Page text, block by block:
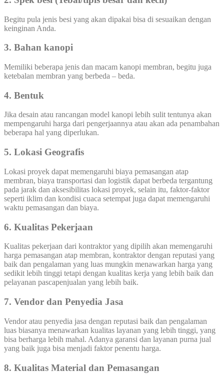
Begitu pula jenis besi yang akan dipakai bisa di sesuaikan dengan
keinginan Anda.
3. Bahan kanopi
Memiliki beberapa jenis dan macam kanopi membran, begitu juga
ketebalan membran yang berbeda – beda.
4. Bentuk
Jika desain atau rancangan model kanopi lebih sulit tentunya akan
mempengaruhi harga dari pengerjaannya atau akan ada penambahan
beberapa hal yang diperlukan.
5. Lokasi Geografis
Lokasi proyek dapat memengaruhi biaya pemasangan atap
membran, biaya transportasi dan logistik dapat berbeda tergantung
pada jarak dan aksesibilitas lokasi proyek, selain itu, faktor-faktor
seperti iklim dan kondisi cuaca setempat juga dapat memengaruhi
waktu pemasangan dan biaya.
6. Kualitas Pekerjaan
Kualitas pekerjaan dari kontraktor yang dipilih akan memengaruhi
harga pemasangan atap membran, kontraktor dengan reputasi yang
baik dan pengalaman yang luas mungkin menawarkan harga yang
sedikit lebih tinggi tetapi dengan kualitas kerja yang lebih baik dan
pelayanan pascapenjualan yang lebih baik.
7. Vendor dan Penyedia Jasa
Vendor atau penyedia jasa dengan reputasi baik dan pengalaman
luas biasanya menawarkan kualitas layanan yang lebih tinggi, yang
bisa berharga lebih mahal. Adanya garansi dan layanan purna jual
yang baik juga bisa menjadi faktor penentu harga.
8. Kualitas Material dan Pemasangan